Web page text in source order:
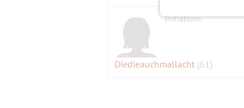
Initiatorin
Diedieauchmallacht (61)